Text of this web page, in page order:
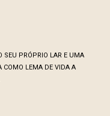
SEU PRÓPRIO LAR E UMA
COMO LEMA DE VIDA A